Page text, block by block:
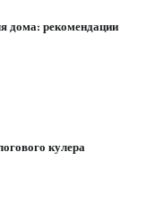
дома: рекомендации
кулера